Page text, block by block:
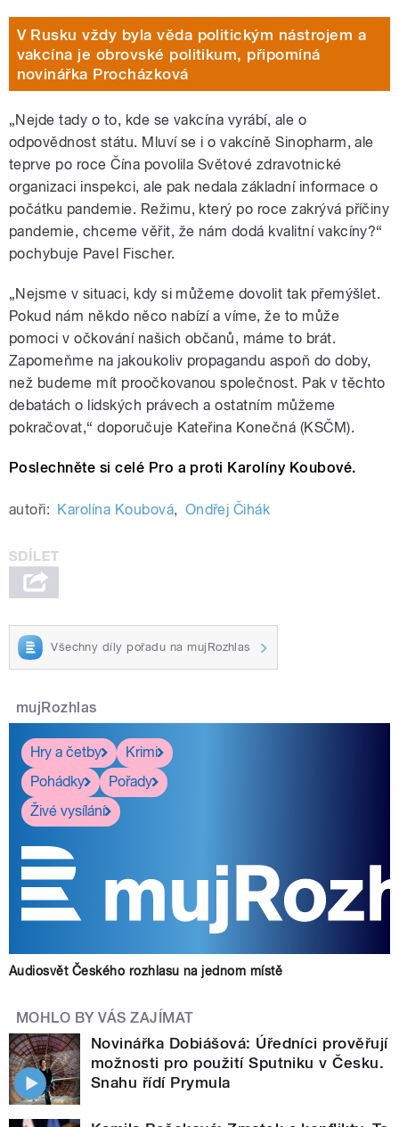
V Rusku vždy byla věda politickým nástrojem a
vakcína je obrovské politikum, připomíná
novinářka Procházková
„Nejde tady o to, kde se vakcína vyrábí, ale o
odpovědnost státu. Mluví se i o vakcíně Sinopharm, ale
teprve po roce Čína povolila Světové zdravotnické
organizaci inspekci, ale pak nedala základní informace o
počátku pandemie. Režimu, který po roce zakrývá příčiny
pandemie, chceme věřit, že nám dodá kvalitní vakcíny?“
pochybuje Pavel Fischer.
„Nejsme v situaci, kdy si můžeme dovolit tak přemýšlet.
Pokud nám někdo něco nabízí a víme, že to může
pomoci v očkování našich občanů, máme to brát.
Zapomeňme na jakoukoliv propagandu aspoň do doby,
než budeme mít proočkovanou společnost. Pak v těchto
debatách o lidských právech a ostatním můžeme
pokračovat,“ doporučuje Kateřina Konečná (KSČM).
Poslechněte si celé Pro a proti Karolíny Koubové.
autoři: Karolína Koubová, Ondřej Čihák
Všechny díly pořadu na mujRozhlas
mujRozhlas
Hry a četby
Krimi
Pohádky
Pořady
Živé vysílání
Audiosvět Českého rozhlasu na jednom místě
MOHLO BY VÁS ZAJÍMAT
Novinářka Dobiášová: Úředníci prověřují
možnosti pro použití Sputniku v Česku.
Snahu řídí Prymula